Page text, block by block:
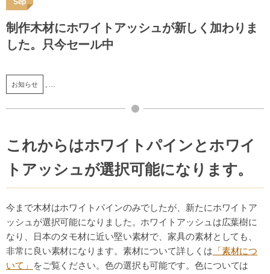
Sep
制作木材にホワイトアッシュが新しく加わりま
した。只今セール中
お知らせ , …
これからはホワイトパインとホワイ
トアッシュが選択可能になります。
今まで木材はホワイトパインのみでしたが、新たにホワイトア
ッシュが選択可能になりました。ホワイトアッシュは広葉樹に
なり、日本のタモ材に近い堅い素材で、家具の素材としても、
非常に良い素材になります。素材について詳しくは 「素材につ
いて」
をご覧ください。色の選択も可能です。色については